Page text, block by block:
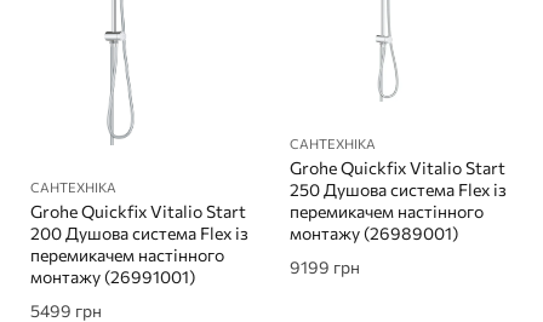
САНТЕХНІКА
Grohe Quickfix Vitalio Start
200 Душова система Flex із
перемикачем настінного
монтажу (26991001)
5499 грн
САНТЕХНІКА
Grohe Quickfix Vitalio Start
250 Душова система Flex із
перемикачем настінного
монтажу (26989001)
9199 грн